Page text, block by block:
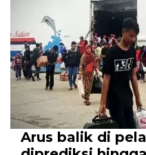
Arus balik di